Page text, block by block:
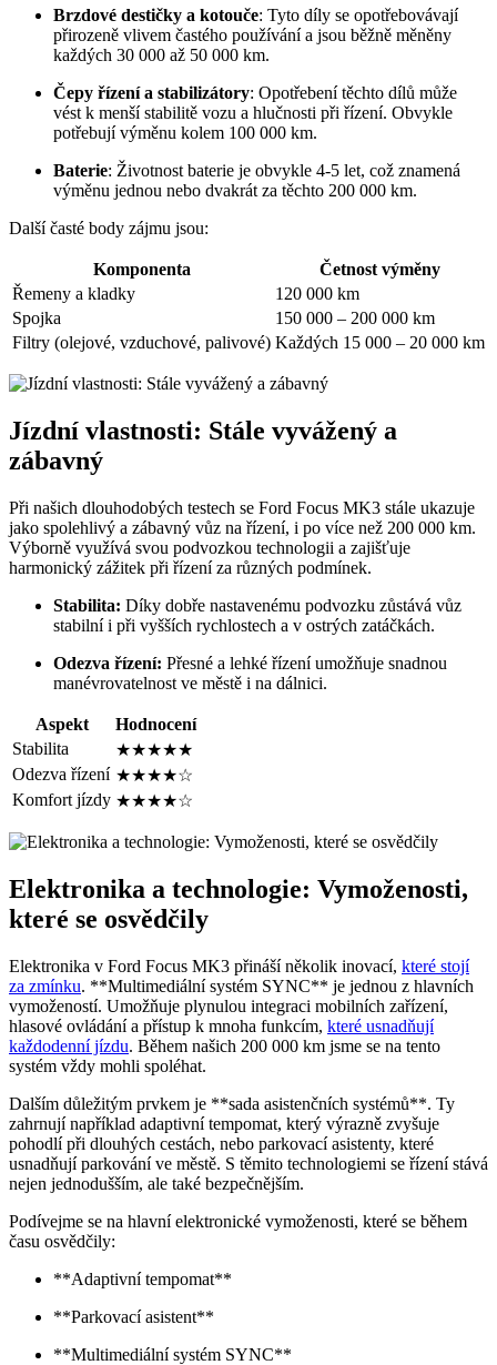
Brzdové destičky a kotouče: Tyto díly se opotřebovávají
přirozeně vlivem častého používání a jsou běžně měněny
každých 30 000 až 50 000 km.
Čepy řízení a stabilizátory: Opotřebení těchto dílů může
vést k menší stabilitě vozu a hlučnosti při řízení. Obvykle
potřebují výměnu kolem 100 000 km.
Baterie: Životnost baterie je obvykle 4-5 let, což znamená
výměnu jednou nebo dvakrát za těchto 200 000 km.
Další časté body zájmu jsou:
Komponenta
Četnost výměny
Řemeny a kladky
120 000 km
Spojka
150 000 – 200 000 km
Filtry (olejové, vzduchové, palivové) Každých 15 000 – 20 000 km
Jízdní vlastnosti: Stále vyvážený a
zábavný
Při našich dlouhodobých testech se Ford Focus MK3 stále ukazuje
jako spolehlivý a zábavný vůz na řízení, i po více než 200 000 km.
Výborně využívá svou podvozkou technologii a zajišťuje
harmonický zážitek při řízení za různých podmínek.
Stabilita: Díky dobře nastavenému podvozku zůstává vůz
stabilní i při vyšších rychlostech a v ostrých zatáčkách.
Odezva řízení: Přesné a lehké řízení umožňuje snadnou
manévrovatelnost ve městě i na dálnici.
Aspekt
Hodnocení
Stabilita
★★★★★
Odezva řízení ★★★★☆
Komfort jízdy ★★★★☆
Elektronika a technologie: Vymoženosti,
které se osvědčily
Elektronika v Ford Focus MK3 přináší několik inovací, které stojí
za zmínku. **Multimediální systém SYNC** je jednou z hlavních
vymožeností. Umožňuje plynulou integraci mobilních zařízení,
hlasové ovládání a přístup k mnoha funkcím, které usnadňují
každodenní jízdu. Během našich 200 000 km jsme se na tento
systém vždy mohli spoléhat.
Dalším důležitým prvkem je **sada asistenčních systémů**. Ty
zahrnují například adaptivní tempomat, který výrazně zvyšuje
pohodlí při dlouhých cestách, nebo parkovací asistenty, které
usnadňují parkování ve městě. S těmito technologiemi se řízení stává
nejen jednodušším, ale také bezpečnějším.
Podívejme se na hlavní elektronické vymoženosti, které se během
času osvědčily:
**Adaptivní tempomat**
**Parkovací asistent**
**Multimediální systém SYNC**